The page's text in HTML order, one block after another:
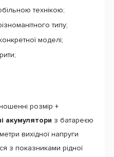
технікою;
типу;
моделі;
розмір +
акумулятори з батареєю
вихідної напруги
з показниками рідної